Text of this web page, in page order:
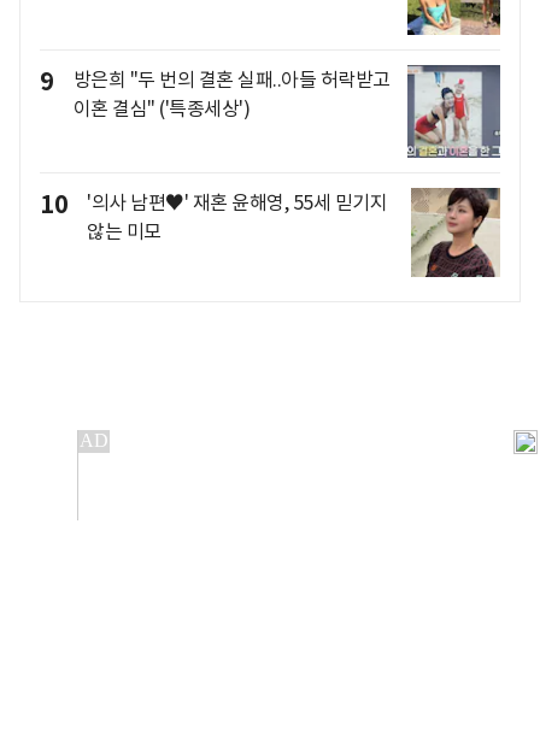
9
방은희 "두 번의 결혼 실패..아들 허락받고
이혼 결심" ('특종세상')
10
'의사 남편♥' 재혼 윤해영, 55세 믿기지
않는 미모